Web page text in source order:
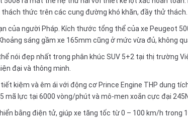
thức trên các cung đường khó khăn, đầy thử thách.
người Pháp. Kích thước tổng thể của xe Peugeot
sáng gầm xe 165mm cũng ở mức vừa đủ, không
nói đẹp nhất trong phân khúc SUV 5+2 tại thị trường
đại và thông minh.
kiệm và êm ái với động cơ Prince Engine THP dung
lực tại 6000 vòng/phút và mô-men xoắn cực đại
bằng điện tử, giúp xe tăng tốc từ 0 – 100 km/h